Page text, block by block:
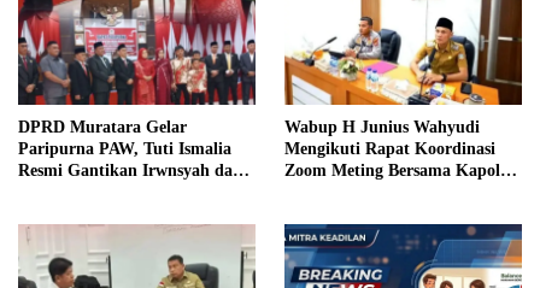
DPRD Muratara Gelar
Paripurna PAW, Tuti Ismalia
Resmi Gantikan Irwnsyah dari
Wabup H Junius Wahyudi
Mengikuti Rapat Koordinasi
Zoom Meting Bersama Kapolres